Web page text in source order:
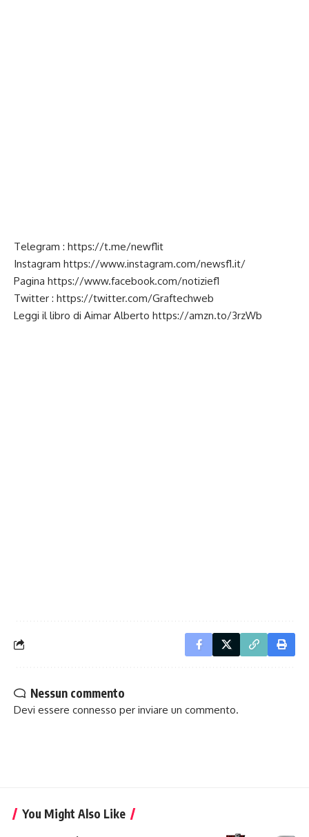
Telegram : https://t.me/newf1it
Instagram https://www.instagram.com/newsf1.it/
Pagina https://www.facebook.com/notizief1
Twitter : https://twitter.com/Graftechweb
Leggi il libro di Aimar Alberto https://amzn.to/3rzWb
Nessun commento
Devi essere connesso per inviare un commento.
You Might Also Like